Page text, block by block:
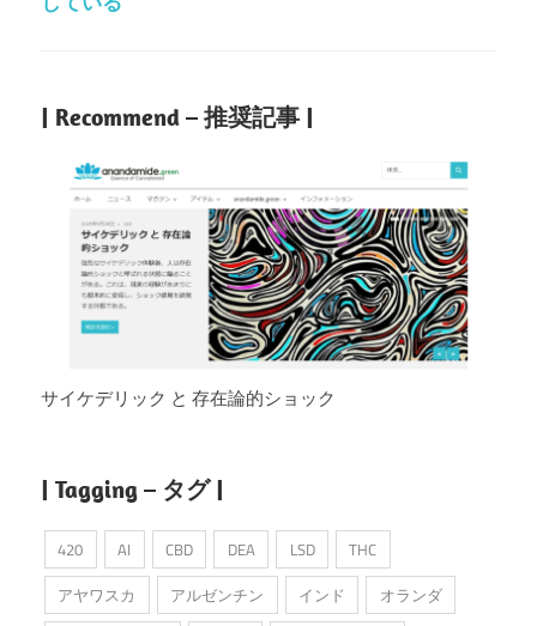
| Recommend – 推奨記事 |
サイケデリック と 存在論的ショック
| Tagging – タグ |
420 AI CBD DEA LSD
THC
アヤワスカ
アルゼンチン インド
オランダ